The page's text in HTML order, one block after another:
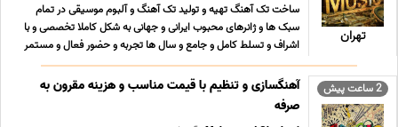
تهران
ساخت تک آهنگ تهیه و تولید تک آهنگ و آلبوم موسیقی در تمام
سبک ها و ژانرهای محبوب ایرانی و جهانی به شکل کاملا تخصصی و با
اشراف و تسلط کامل و جامع و سال ها تجربه و حضور فعال و مستمر
به همراه نمونه کارهای قوی در سبکهای مختلف و تعرفه های بسیار
مناسب ؛ استثنایی و حداقلی تولید محتوای فا ... ...
2 ساعت پیش
آهنگسازی و تنظیم با قیمت مناسب و هزینه مقرون به
صرفه